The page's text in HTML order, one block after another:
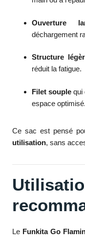
Ouverture
déchargement
Structure
réduit la fatigue.
Filet souple qui
espace optimisé.
Ce sac est pensé
utilisation, sans
Le Funkita Go